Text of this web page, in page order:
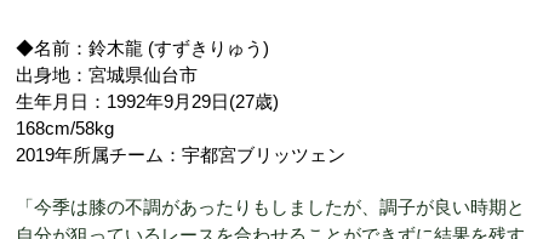
◆名前：鈴木龍 (すずきりゅう)
出身地：宮城県仙台市
生年月日：1992年9月29日(27歳)
168cm/58kg
2019年所属チーム：宇都宮ブリッツェン
「今季は膝の不調があったりもしましたが、調子が良い時期と
自分が狙っているレースを合わせることができずに結果を残す